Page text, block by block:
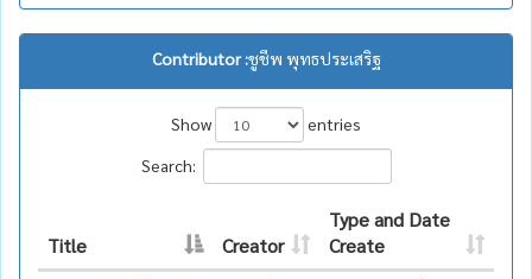
Contributor :ชูชีพ พุทธประเสริฐ
Show
entries
Search:
Title Creator
Type and Date
Create